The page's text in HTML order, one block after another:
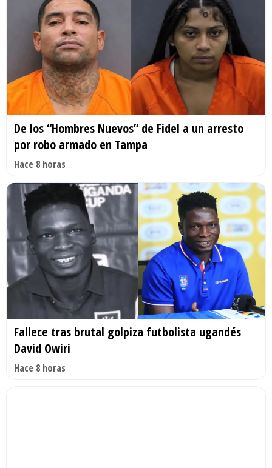
De los “Hombres Nuevos” de Fidel a un arresto
por robo armado en Tampa
Hace 8 horas
Fallece tras brutal golpiza futbolista ugandés
David Owiri
Hace 8 horas